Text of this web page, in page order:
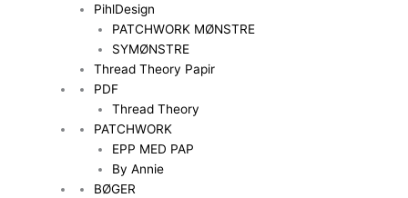
PihlDesign
PATCHWORK MØNSTRE
SYMØNSTRE
Thread Theory Papir
PDF
Thread Theory
PATCHWORK
EPP MED PAP
By Annie
BØGER